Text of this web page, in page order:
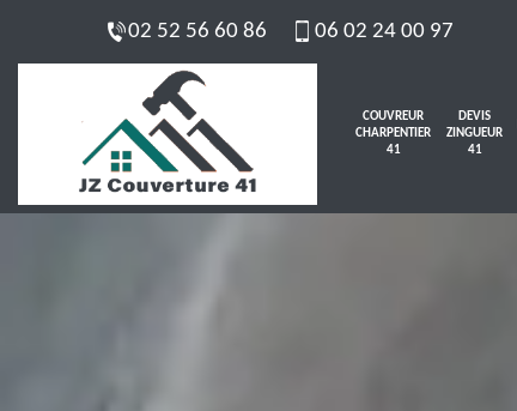
02 52 56 60 86 06 02 24 00 97
COUVREUR
CHARPENTIER
41
DEVIS
ZINGUEUR
41